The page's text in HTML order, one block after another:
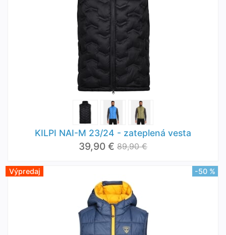
KILPI NAI-M 23/24 - zateplená vesta
39,90 € 89,90 €
Výpredaj -50 %